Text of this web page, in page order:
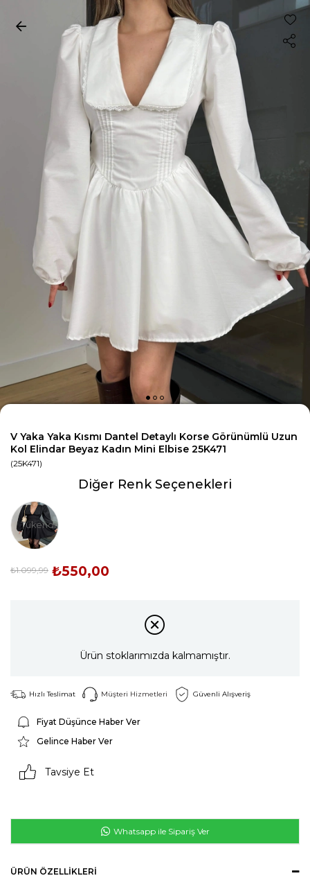
V Yaka Yaka Kısmı Dantel Detaylı Korse Görünümlü Uzun
Kol Elindar Beyaz Kadın Mini Elbise 25K471
(25K471)
Diğer Renk Seçenekleri
Tükendi
₺1.099,99 ₺550,00
Ürün stoklarımızda kalmamıştır.
Hızlı Teslimat Müşteri Hizmetleri Güvenli Alışveriş
Fiyat Düşünce Haber Ver
Gelince Haber Ver
Tavsiye Et
Whatsapp ile Sipariş Ver
ÜRÜN ÖZELLIKLERI